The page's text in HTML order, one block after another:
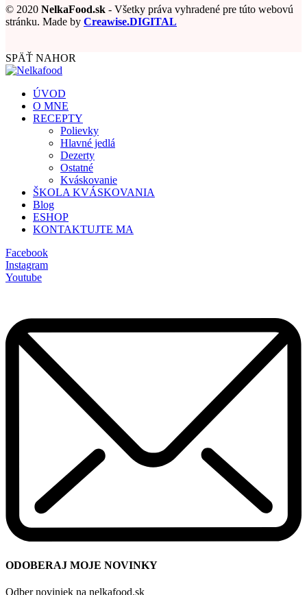
© 2020 NelkaFood.sk - Všetky práva vyhradené pre túto webovú
stránku. Made by Creawise.DIGITAL
SPÄŤ NAHOR
ÚVOD
O MNE
RECEPTY
Polievky
Hlavné jedlá
Dezerty
Ostatné
Kváskovanie
ŠKOLA KVÁSKOVANIA
Blog
ESHOP
KONTAKTUJTE MA
Facebook
Instagram
Youtube
ODOBERAJ MOJE NOVINKY
Odber noviniek na nelkafood.sk